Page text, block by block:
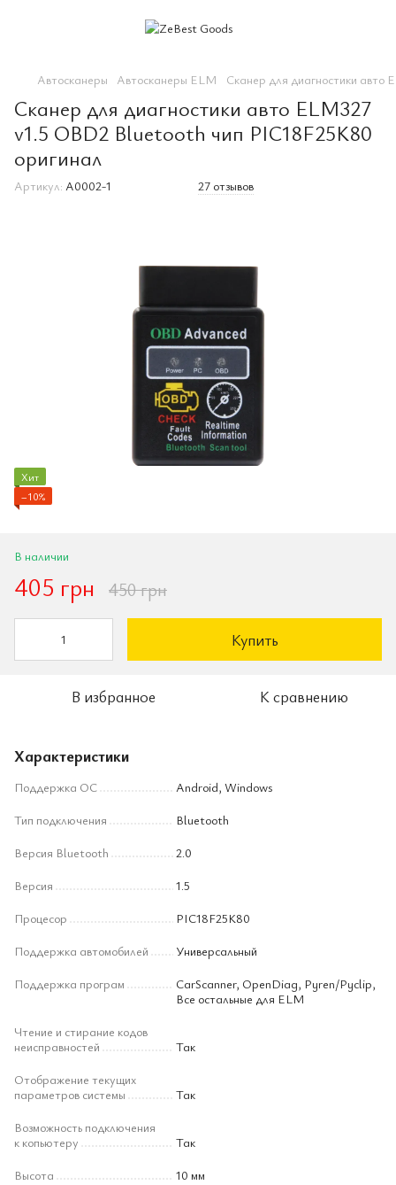
Автосканеры Автосканеры ELM Сканер для диагностики авто
Сканер для диагностики авто ELM327
v1.5 OBD2 Bluetooth чип PIC18F25K80
оригинал
Артикул: A0002-1 27 отзывов
Хит
−10%
В наличии
405 грн 450 грн
Купить
В избранное К сравнению
Характеристики
Поддержка ОС
Android, Windows
Тип подключения
Bluetooth
Версия Bluetooth
2.0
Версия
1.5
Процесор
PIC18F25K80
Поддержка автомобилей
Универсальный
Поддержка програм
CarScanner, OpenDiag, Pyren/Pyclip,
Все остальные для ELM
Чтение и стирание кодов
неисправностей
Так
Отображение текущих
параметров системы
Так
Возможность подключения
к копьютеру
Так
Высота
10 мм